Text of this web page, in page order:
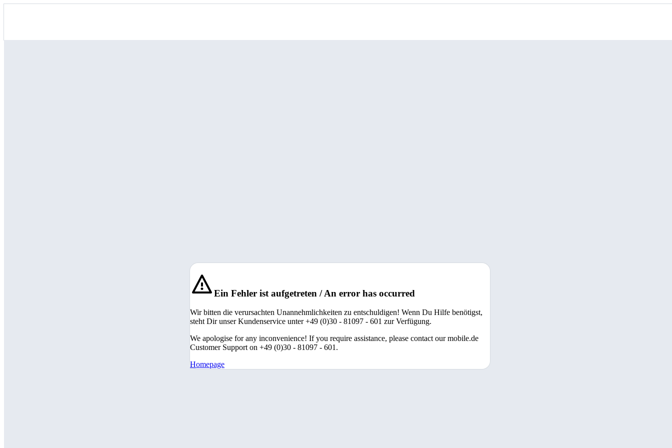
Ein Fehler ist aufgetreten / An error has occurred
Wir bitten die verursachten Unannehmlichkeiten zu entschuldigen! Wenn Du Hilfe benötigst,
steht Dir unser Kundenservice unter +49 (0)30 - 81097 - 601 zur Verfügung.
We apologise for any inconvenience! If you require assistance, please contact our mobile.de
Customer Support on +49 (0)30 - 81097 - 601.
Homepage